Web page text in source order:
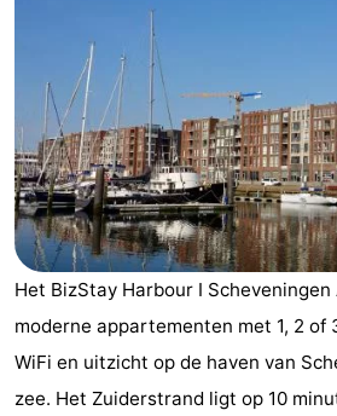
kinderen
Overnachten
Appartementen
-
Nautisch
Centrum
Scheveningen
Bed
(&
breakfasts)
Campings
Hotels
Vakantiehuizen
Het BizStay Harbour I
moderne appartementen met 1, 2 of
WiFi en uitzicht op de haven van
zee. Het Zuiderstrand ligt op 10